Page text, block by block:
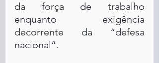
da força de trabalho
enquanto exigência
decorrente da “defesa
nacional”.